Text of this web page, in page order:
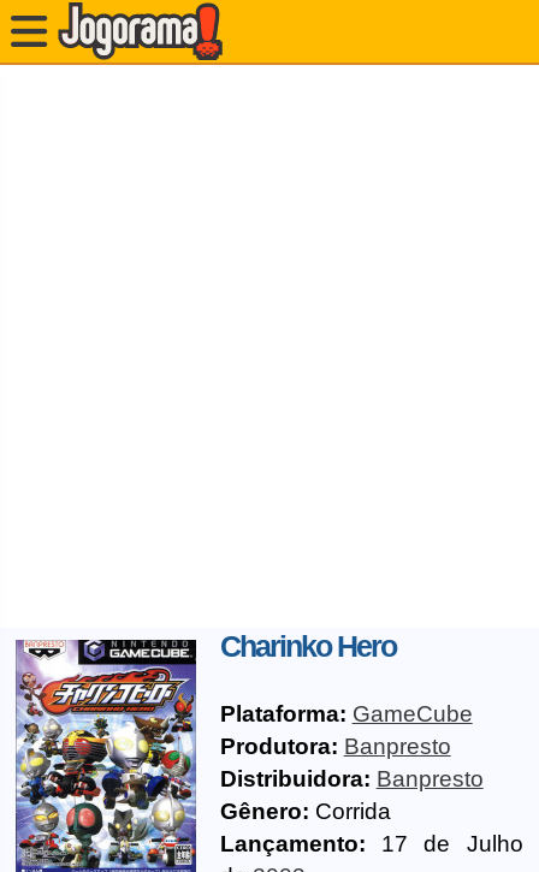
Charinko Hero
Plataforma: GameCube
Produtora: Banpresto
Distribuidora: Banpresto
Gênero: Corrida
Lançamento: 17 de Julho